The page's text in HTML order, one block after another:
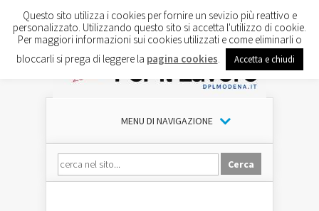
MENU DI NAVIGAZIONE
Questo sito utilizza i cookies per fornire un sevizio più reattivo e
personalizzato. Utilizzando questo sito si accetta l'utilizzo di cookie.
Per maggiori informazioni sui cookies utilizzati e come eliminarli o
bloccarli si prega di leggere la pagina cookies Accetta e chiudi